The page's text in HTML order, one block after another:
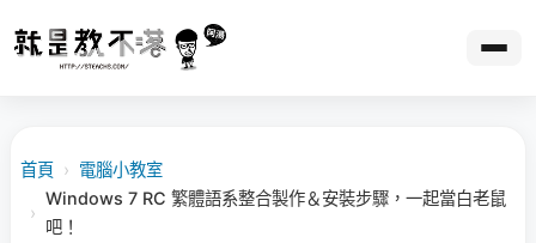
首頁 › 電腦小教室
›
Windows 7 RC 繁體語系整合製作＆安裝步驟，一起當白老鼠
吧！